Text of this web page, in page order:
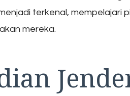
terkenal, mempelajari
mereka.